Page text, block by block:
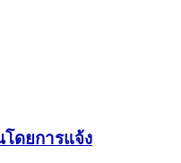
ดยการแจ้ง